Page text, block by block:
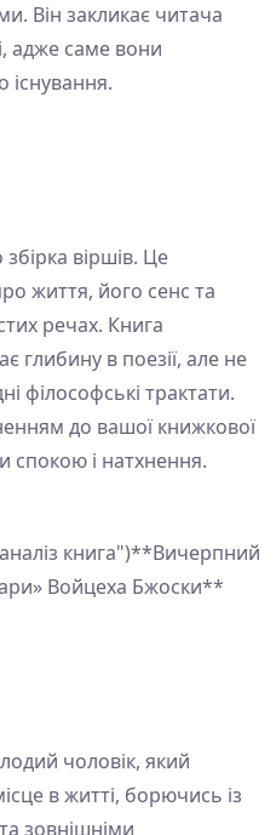
Він закликає читача
адже саме вони
існування.
віршів. Це
життя, його сенс та
речах. Книга
глибину в поезії, але не
філософські трактати.
до вашої книжкової
спокою і натхнення.
книга")**Вичерпний
Войцеха Бжоски**
чоловік, який
в житті, борючись із
зовнішніми